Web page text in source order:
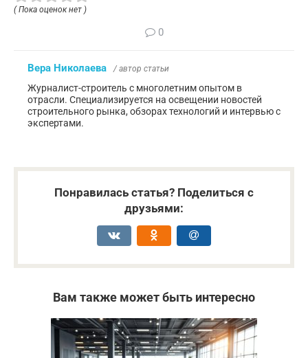
( Пока оценок нет )
0
Вера Николаева / автор статьи
Журналист-строитель с многолетним опытом в
отрасли. Специализируется на освещении новостей
строительного рынка, обзорах технологий и интервью с
экспертами.
Понравилась статья? Поделиться с
друзьями:
Вам также может быть интересно